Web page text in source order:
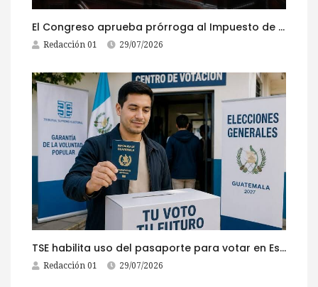
El Congreso aprueba prórroga al Impuesto de Circulación 2026
Redacción 01 29/07/2026
TSE habilita uso del pasaporte para votar en Estados Unidos
Redacción 01 29/07/2026